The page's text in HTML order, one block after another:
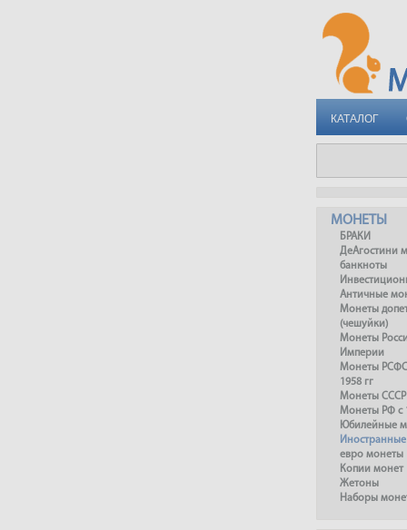
КАТАЛОГ
МОНЕТЫ
БРАКИ
ДеАгостини
банкноты
Античные
Монеты
(чешуйки)
Монеты
Империи
Монеты
1958 гг
Монеты СССР
Монеты РФ с
Юбилейные
евро монеты
Копии монет
Жетоны
Наборы